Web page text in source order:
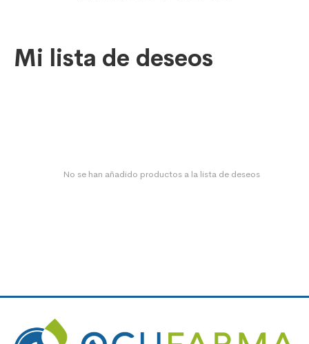
Mi lista de deseos
No se han añadido productos a la lista de deseos